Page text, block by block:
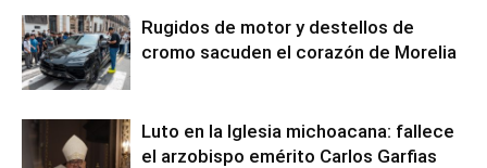
Rugidos de motor y destellos de
cromo sacuden el corazón de Morelia
Luto en la Iglesia michoacana: fallece
el arzobispo emérito Carlos Garfias